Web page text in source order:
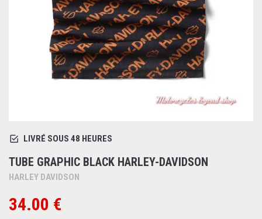
LIVRÉ SOUS 48 HEURES
TUBE GRAPHIC BLACK HARLEY-DAVIDSON
HARLEY DAVIDSON
34.00 €